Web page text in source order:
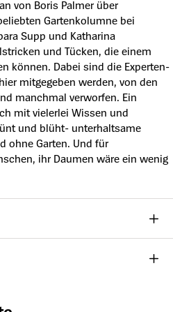
von Boris Palmer über
Gartenkolumne bei
Supp und Katharina
und Tücken, die einem
können. Dabei sind die Experten-
mitgegeben werden, von den
manchmal verworfen. Ein
mit vielerlei Wissen und
und blüht- unterhaltsame
ohne Garten. Und für
ihr Daumen wäre ein wenig